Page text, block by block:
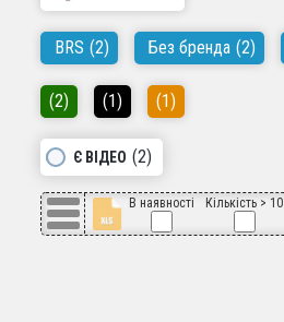
BRS (2) Без бренда (2)
(2) (1) (1)
Є ВІДЕО (2)
В наявності Кількість > 10